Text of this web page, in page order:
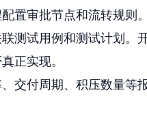
置审批节点和流转规则。
测试用例和测试计划。
正实现。
交付周期、积压数量等